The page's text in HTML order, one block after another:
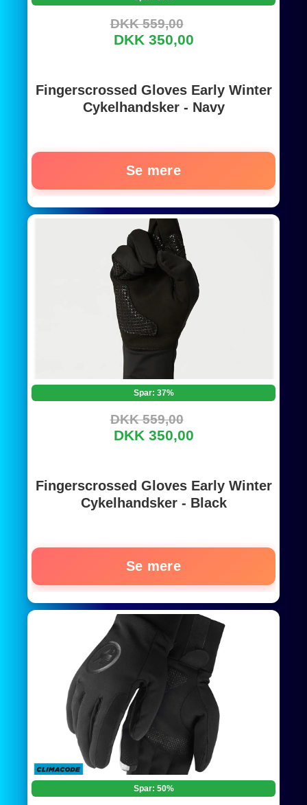
DKK 559,00
DKK 350,00
Fingerscrossed Gloves Early Winter
Cykelhandsker - Navy
Se mere
Spar: 37%
DKK 559,00
DKK 350,00
Fingerscrossed Gloves Early Winter
Cykelhandsker - Black
Se mere
Spar: 50%